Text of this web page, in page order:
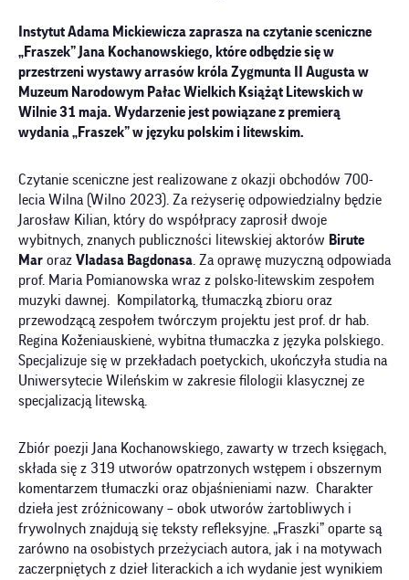
Instytut Adama Mickiewicza zaprasza na czytanie sceniczne
„Fraszek” Jana Kochanowskiego, które odbędzie się w
przestrzeni wystawy arrasów króla Zygmunta II Augusta w
Muzeum Narodowym Pałac Wielkich Książąt Litewskich w
Wilnie 31 maja. Wydarzenie jest powiązane z premierą
wydania „Fraszek” w języku polskim i litewskim.
Czytanie sceniczne jest realizowane z okazji obchodów 700-
lecia Wilna (Wilno 2023). Za reżyserię odpowiedzialny będzie
Jarosław Kilian, który do współpracy zaprosił dwoje
wybitnych, znanych publiczności litewskiej aktorów Birute
Mar oraz Vladasa Bagdonasa . Za oprawę muzyczną odpowiada
prof. Maria Pomianowska wraz z polsko-litewskim zespołem
muzyki dawnej. Kompilatorką, tłumaczką zbioru oraz
przewodzącą zespołem twórczym projektu jest prof. dr hab.
Regina Koženiauskienė, wybitna tłumaczka z języka polskiego.
Specjalizuje się w przekładach poetyckich, ukończyła studia na
Uniwersytecie Wileńskim w zakresie filologii klasycznej ze
specjalizacją litewską.
Zbiór poezji Jana Kochanowskiego, zawarty w trzech księgach,
składa się z 319 utworów opatrzonych wstępem i obszernym
komentarzem tłumaczki oraz objaśnieniami nazw. Charakter
dzieła jest zróżnicowany – obok utworów żartobliwych i
frywolnych znajdują się teksty refleksyjne. „Fraszki” oparte są
zarówno na osobistych przeżyciach autora, jak i na motywach
zaczerpniętych z dzieł literackich a ich wydanie jest wynikiem